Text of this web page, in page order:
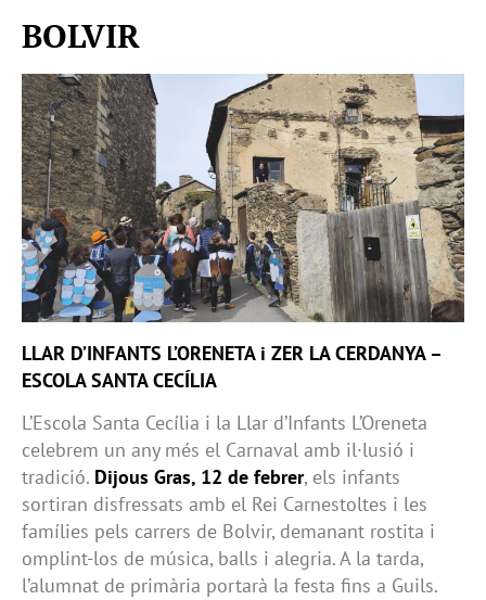
BOLVIR
LLAR D’INFANTS L’ORENETA i ZER LA CERDANYA –
ESCOLA SANTA CECÍLIA
L’Escola Santa Cecília i la Llar d’Infants L’Oreneta
celebrem un any més el Carnaval amb il·lusió i
tradició. Dijous Gras, 12 de febrer, els infants
sortiran disfressats amb el Rei Carnestoltes i les
famílies pels carrers de Bolvir, demanant rostita i
omplint-los de música, balls i alegria. A la tarda,
l’alumnat de primària portarà la festa fins a Guils.